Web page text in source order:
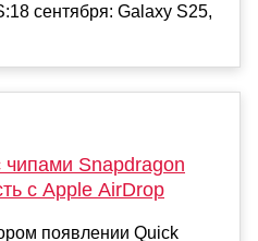
сентября: Galaxy S25,
Snapdragon
с Apple AirDrop
появлении Quick